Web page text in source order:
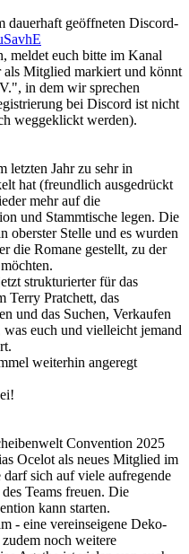
dauerhaft geöffneten Discord-
meldet euch bitte im Kanal
Mitglied markiert und könnt
in dem wir sprechen
bei Discord ist nicht
weggeklickt werden).
letzten Jahr zu sehr in
hat (freundlich ausgedrückt
mehr auf die
und Stammtische legen. Die
oberster Stelle und es wurden
die Romane gestellt, zu der
strukturierter für das
Terry Pratchett, das
und das Suchen, Verkaufen
euch und vielleicht jemand
weiterhin angeregt
Convention 2025
Ocelot als neues Mitglied im
sich auf viele aufregende
Teams freuen. Die
kann starten.
- eine vereinseigene Deko-
noch weitere